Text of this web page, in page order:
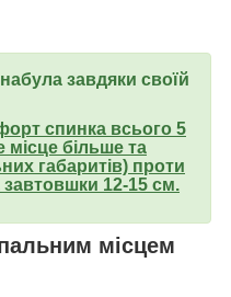
завдяки своїй
спинка всього 5
більше та
габаритів) проти
завтовшки 12-15 см.
місцем